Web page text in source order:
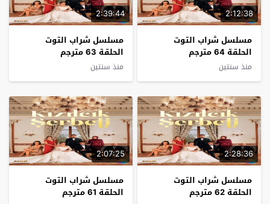
2:12:38
مسلسل شراب التوت
الحلقة 64 مترجم
منذ سنتين
2:39:44
مسلسل شراب التوت
الحلقة 63 مترجم
منذ سنتين
2:28:36
مسلسل شراب التوت
الحلقة 62 مترجم
2:07:25
مسلسل شراب التوت
الحلقة 61 مترجم